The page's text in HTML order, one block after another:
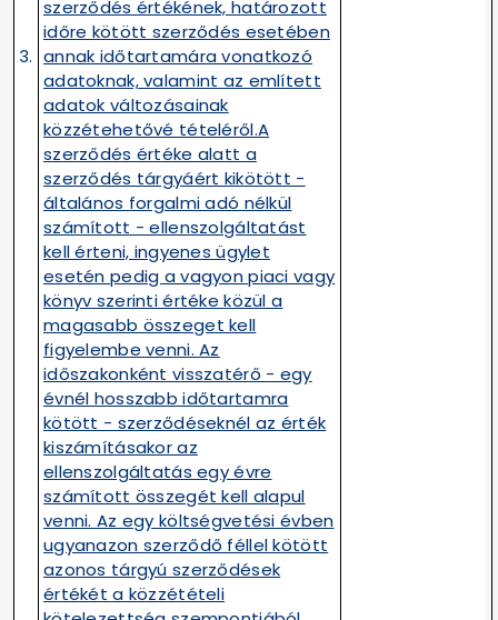
3.
szerződés értékének, határozott
időre kötött szerződés esetében
annak időtartamára vonatkozó
adatoknak, valamint az említett
adatok változásainak
közzétehetővé tételéről.A
szerződés értéke alatt a
szerződés tárgyáért kikötött -
általános forgalmi adó nélkül
számított - ellenszolgáltatást
kell érteni, ingyenes ügylet
esetén pedig a vagyon piaci vagy
könyv szerinti értéke közül a
magasabb összeget kell
figyelembe venni. Az
időszakonként visszatérő - egy
évnél hosszabb időtartamra
kötött - szerződéseknél az érték
kiszámításakor az
ellenszolgáltatás egy évre
számított összegét kell alapul
venni. Az egy költségvetési évben
ugyanazon szerződő féllel kötött
azonos tárgyú szerződések
értékét a közzétételi